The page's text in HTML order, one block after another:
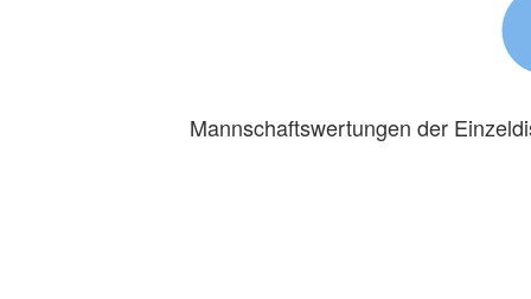
Mannschaftswertungen der